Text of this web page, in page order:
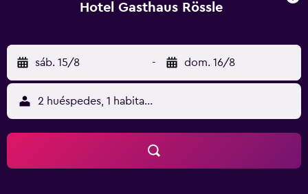
Hotel Gasthaus Rössle
sáb. 15/8 - dom. 16/8
2 huéspedes, 1 habitación